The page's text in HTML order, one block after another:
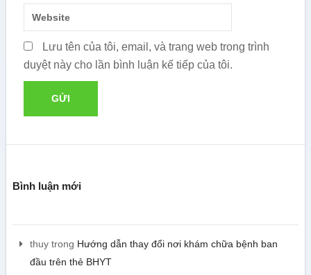
Lưu tên của tôi, email, và trang web trong trình
duyệt này cho lần bình luận kế tiếp của tôi.
Bình luận mới
thuytrong Hướng dẫn thay đổi nơi khám chữa bệnh ban
đầu trên thẻ BHYT